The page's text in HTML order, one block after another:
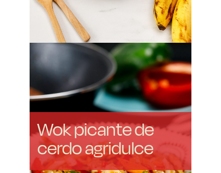
Wok picante de
cerdo agridulce